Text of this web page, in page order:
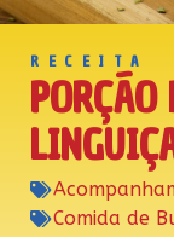
RECEITA
PORÇÃO
Comida de